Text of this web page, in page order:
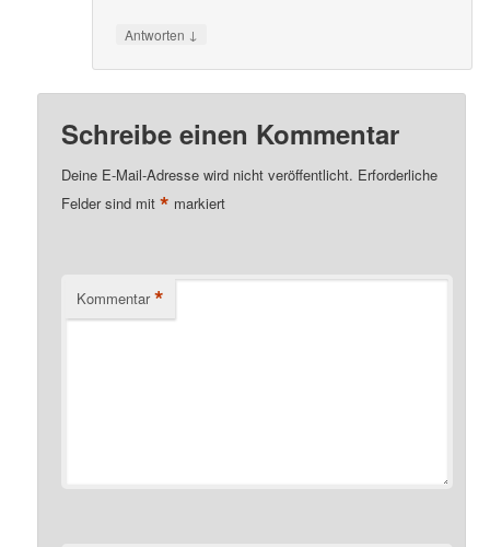
Antworten ↓
Schreibe einen Kommentar
Deine E-Mail-Adresse wird nicht veröffentlicht. Erforderliche
Felder sind mit* markiert
Kommentar *